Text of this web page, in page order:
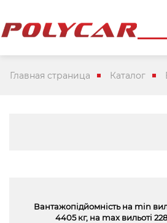
Главная страница Каталог
Вантажопідйомність на min
4405 кг, на max вильоті